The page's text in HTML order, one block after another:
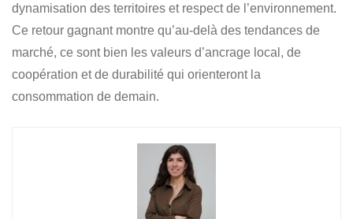
dynamisation des territoires et respect de l’environnement.
Ce retour gagnant montre qu’au-delà des tendances de
marché, ce sont bien les valeurs d’ancrage local, de
coopération et de durabilité qui orienteront la
consommation de demain.